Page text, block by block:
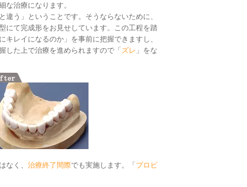
な治療になります。
う」ということです。そうならないために、
にて完成形をお見せしています。この工程を踏
レイになるのか」を事前に把握できますし、
した上で治療を進められますので「 ズレ 」をな
なく、 治療終了間際でも実施します。「 プロビ